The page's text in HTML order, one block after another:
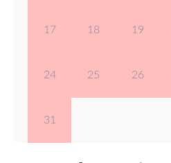
17 18 19
24 25 26
31